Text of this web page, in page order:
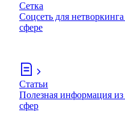
Сетка
Соцсеть для
сфере
Статьи
Полезная информация
сфер